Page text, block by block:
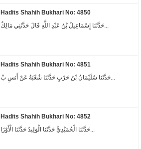
Hadits Shahih Bukhari No: 4850
حَدَّثَنَا إِسْمَاعِيلُ بْنُ عَبْدِ اللَّهِ قَالَ حَدَّثَنِي مَالِكٌ...
Hadits Shahih Bukhari No: 4851
حَدَّثَنَا سُلَيْمَانُ بْنُ حَرْبٍ حَدَّثَنَا شُعْبَةُ عَنْ أَنَسِ بْ...
Hadits Shahih Bukhari No: 4852